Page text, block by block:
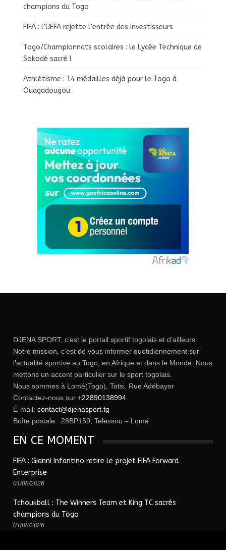
champions du Togo
FIFA : l’UEFA rejette l’entrée des investisseurs
Togo/Championnats scolaires : le Lycée Technique de
Sokodé sacré !
Athlétisme : 14 médailles déjà pour le Togo à
Ouagadougou
DJENA SPORT, c’est le portail sportif togolais et d’ailleurs.
Notre mission, c’est de vous informer quotidiennement sur
l’actualité sportive au Togo, en Afrique et dans le Monde. Nous
mettons un accent particulier sur le sport togolais.
Nous sommes à Lomé(Togo), Totsi, Rue Adébayor
Contactez-nous sur +22890138994
É-mail: contact@djenasport.tg
Boîte postale : 28BP159, Telessou – Lomé
EN CE MOMENT
FIFA : Gianni Infantino retire le projet FIFA Forward
Enterprise
01/08/2026
Tchoukball : The Winners Team et King TC sacrés
champions du Togo
01/08/2026